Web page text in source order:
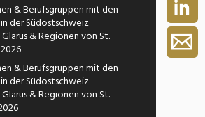
& Berufsgruppen mit den
der Südostschweiz
& Regionen von St.
& Berufsgruppen mit den
der Südostschweiz
& Regionen von St.